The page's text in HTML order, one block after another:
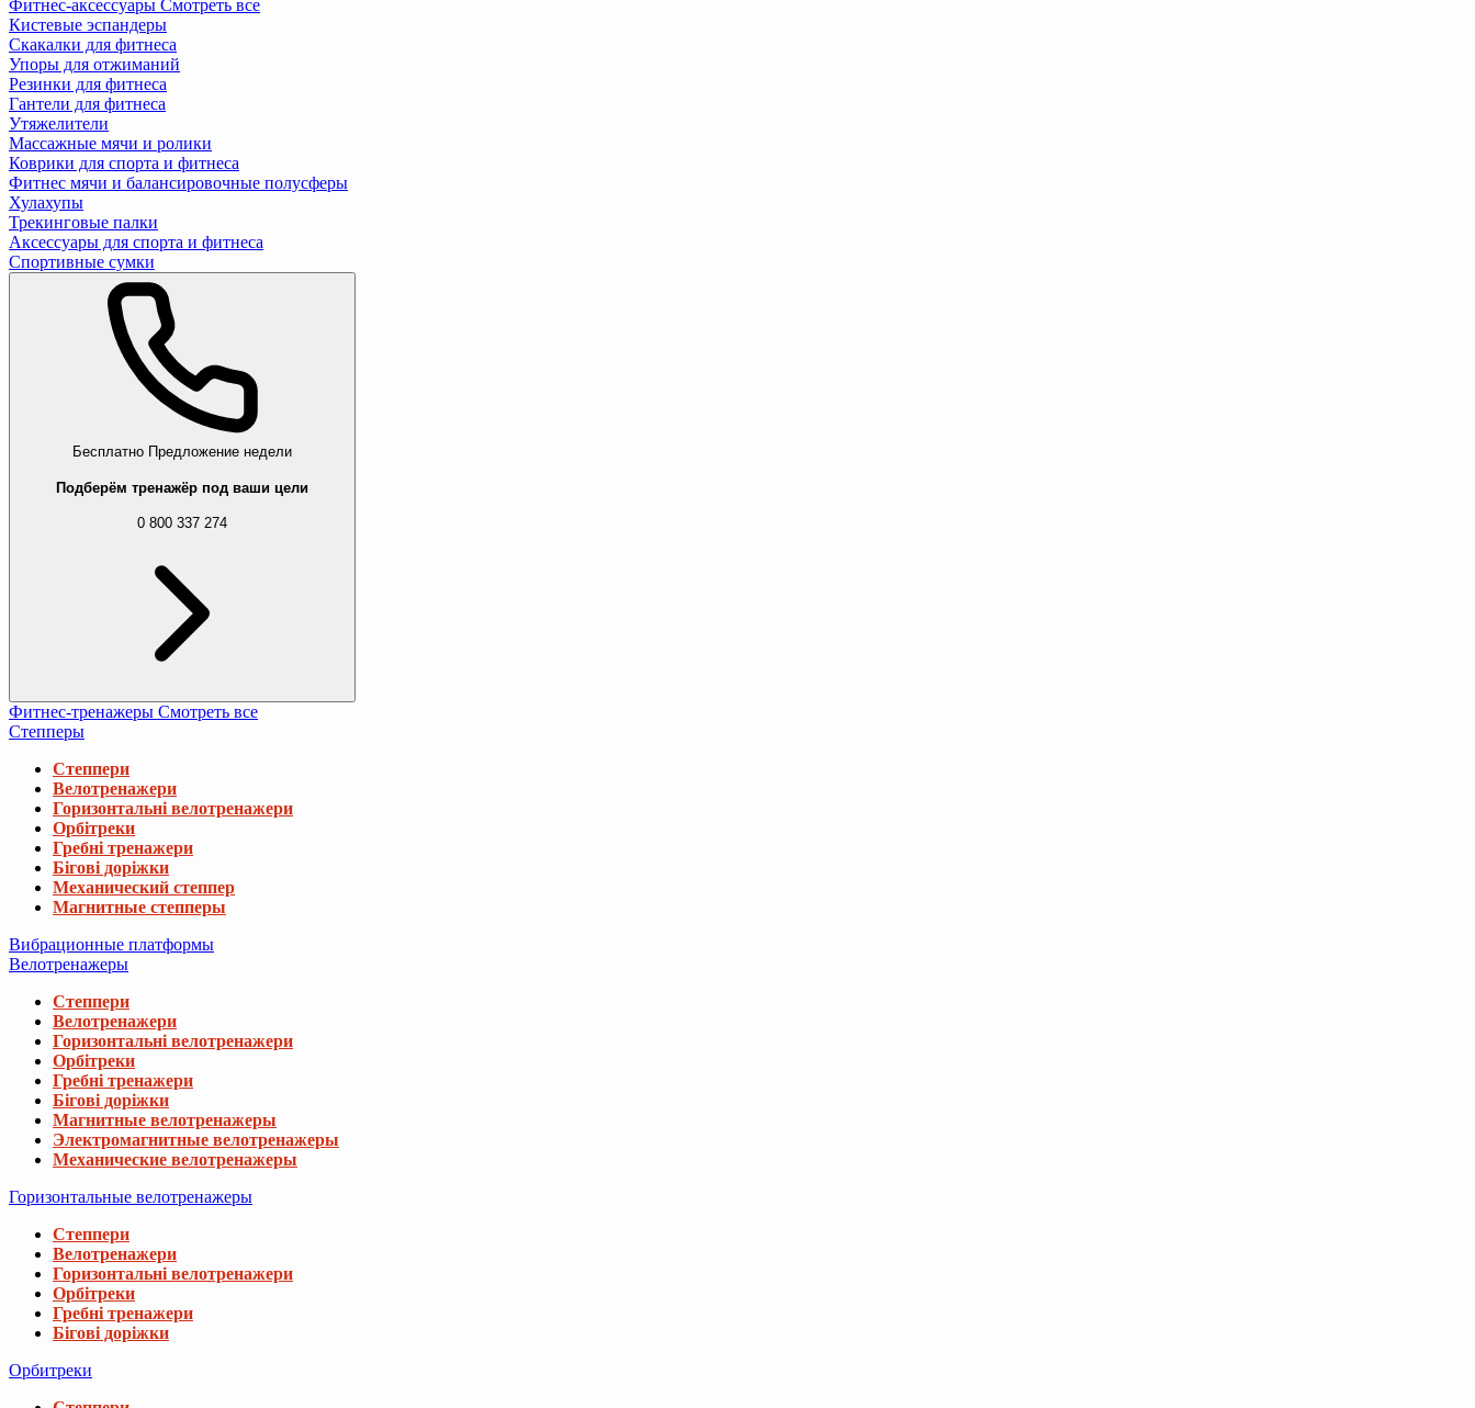
Фитнес-аксессуары Смотреть все
Кистевые эспандеры
Скакалки для фитнеса
Упоры для отжиманий
Резинки для фитнеса
Гантели для фитнеса
Утяжелители
Массажные мячи и ролики
Коврики для спорта и фитнеса
Фитнес мячи и балансировочные полусферы
Хулахупы
Трекинговые палки
Аксессуары для спорта и фитнеса
Спортивные сумки
Бесплатно Предложение недели
Подберём тренажёр под ваши цели
0 800 337 274
Фитнес-тренажеры Смотреть все
Степперы
Степпери
Велотренажери
Горизонтальні велотренажери
Орбітреки
Гребні тренажери
Бігові доріжки
Механический степпер
Магнитные степперы
Вибрационные платформы
Велотренажеры
Степпери
Велотренажери
Горизонтальні велотренажери
Орбітреки
Гребні тренажери
Бігові доріжки
Магнитные велотренажеры
Электромагнитные велотренажеры
Механические велотренажеры
Горизонтальные велотренажеры
Степпери
Велотренажери
Горизонтальні велотренажери
Орбітреки
Гребні тренажери
Бігові доріжки
Орбитреки